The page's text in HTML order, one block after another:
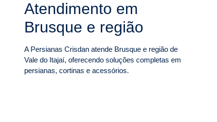
Atendimento em
Brusque e região
A Persianas Crisdan atende Brusque e região de
Vale do Itajaí, oferecendo soluções completas em
persianas, cortinas e acessórios.